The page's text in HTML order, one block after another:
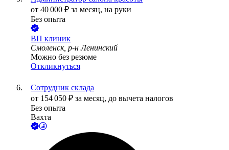
от 40 000 ₽ за месяц, на руки
Без опыта
ВП клиник
Смоленск, р-н Ленинский
Можно без резюме
Откликнуться
Сотрудник склада
от 154 050 ₽ за месяц, до вычета налогов
Без опыта
Вахта